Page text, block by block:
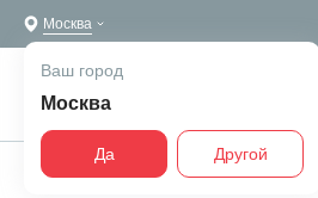
Москва
Ваш город
Москва
Да Другой
Главная Все украшения Кольца